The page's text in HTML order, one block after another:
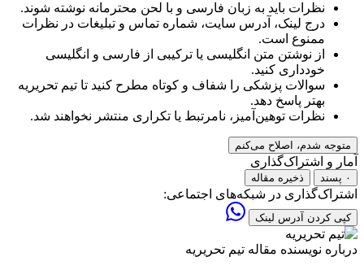
نظرات باید به زبان فارسی و با لحن محترمانه نوشته شوند.
درج لینک، آدرس سایت، شماره تماس و تبلیغات در نظرات
ممنوع است.
از نوشتن متن انگلیسی یا ترکیبی از فارسی و انگلیسی
خودداری کنید.
سوالات پزشکی را شفاف و کوتاه مطرح کنید تا تیم تحریریه
بهتر پاسخ دهد.
نظرات توهین‌آمیز، نامرتبط یا تکراری منتشر نخواهند شد.
متوجه شدم، اصلاح می‌کنم
آمار و اشتراک‌گذاری
۰ پسند ذخیره مقاله
اشتراک‌گذاری در شبکه‌های اجتماعی:
کپی کردن آدرس لینک
درباره نویسنده مقاله تیم تحریریه